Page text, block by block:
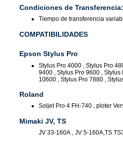
Condiciones de Transferencia:
Tiempo de transferencia
COMPATIBILIDADES
Epson Stylus Pro
Stylus Pro 4000 , Stylus Pro
9400 , Stylus Pro 9600 ,
10600 , Stylus Pro 7880 ,
Roland
Soljet Pro 4 FH-740 , ploter
Mimaki JV, TS
JV 33-160A , JV 5-160A,TS